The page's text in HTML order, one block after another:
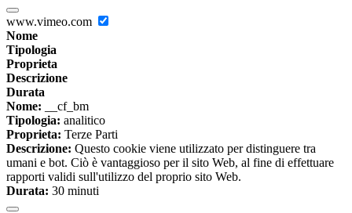
www.vimeo.com
Nome
Tipologia
Proprieta
Descrizione
Durata
Nome: __cf_bm
Tipologia: analitico
Proprieta: Terze Parti
Descrizione: Questo cookie viene utilizzato per distinguere tra
umani e bot. Ciò è vantaggioso per il sito Web, al fine di effettuare
rapporti validi sull'utilizzo del proprio sito Web.
Durata: 30 minuti